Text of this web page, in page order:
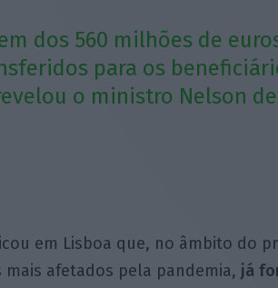
dos 560 milhões de
para os
o ministro Nelson de
em Lisboa que, no âmbito do
afetados pela pandemia, já